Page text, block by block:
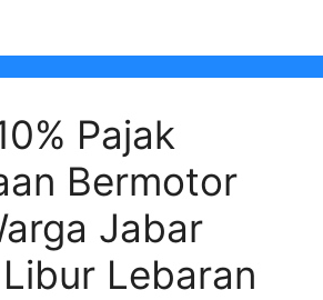
Pajak
Bermotor
Jabar
Lebaran